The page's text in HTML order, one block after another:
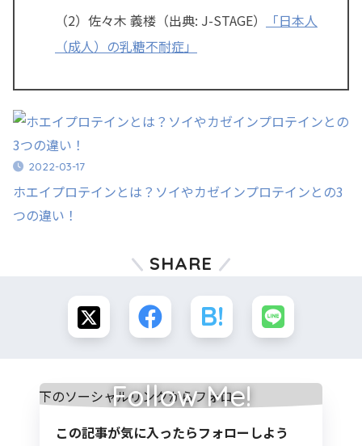
（2） 佐々木 義楼（出典: J-STAGE） 「日本人
（成人）の乳糖不耐症」
2022-03-17
ホエイプロテインとは？ソイやカゼインプロテインとの3
つの違い！
SHARE
Follow Me!
この記事が気に入ったらフォローしよう